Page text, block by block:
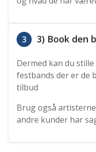
3 3) Book den
Dermed kan du
festbands der er de
tilbud
Brug også
andre kunder har